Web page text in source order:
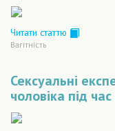
Читати статтю
Вагiтнiсть
Сексуальні
чоловіка під час